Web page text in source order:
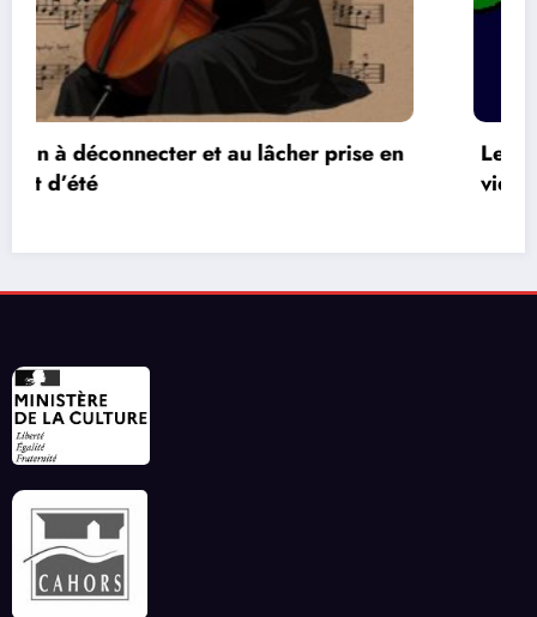
Les réseaux de communication entre les jeux
vidéos